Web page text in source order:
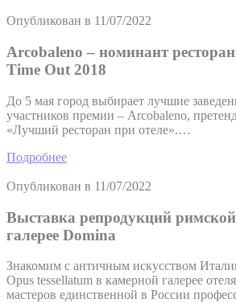
Опубликован в 11/07/2022
Arcobaleno – номинант
Time Out 2018
До 5 мая город выбирает лучшие
участников премии – Arcobaleno,
«Лучший ресторан при отеле».…
Подробнее
Опубликован в 11/07/2022
Выставка репродукций
галерее Domina
Знакомим с античным искусством
Opus tessellatum в камерной галерее
мастеров единственной в России